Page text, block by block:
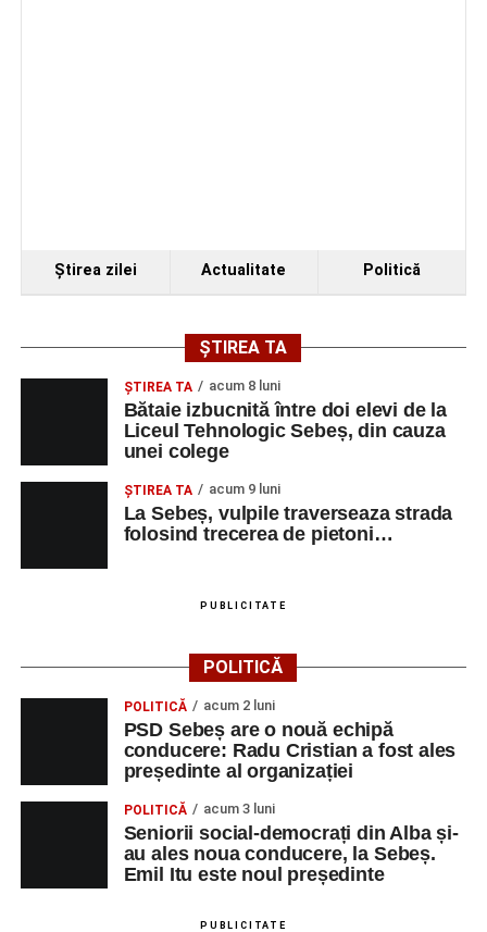
Ştirea zilei Actualitate Politică
ȘTIREA TA
ŞTIREA TA acum 8 luni
Bătaie izbucnită între doi elevi de la
Liceul Tehnologic Sebeș, din cauza
unei colege
ŞTIREA TA acum 9 luni
La Sebeș, vulpile traverseaza strada
folosind trecerea de pietoni…
PUBLICITATE
POLITICĂ
POLITICĂ acum 2 luni
PSD Sebeș are o nouă echipă
conducere: Radu Cristian a fost ales
președinte al organizației
POLITICĂ acum 3 luni
Seniorii social-democrați din Alba și-
au ales noua conducere, la Sebeș.
Emil Itu este noul președinte
PUBLICITATE